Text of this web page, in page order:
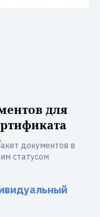
для
документов в
статусом